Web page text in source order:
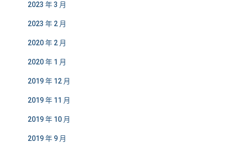
2023 年 3 月
2023 年 2 月
2020 年 2 月
2020 年 1 月
2019 年 12 月
2019 年 11 月
2019 年 10 月
2019 年 9 月